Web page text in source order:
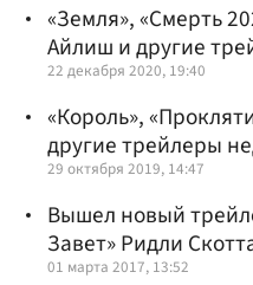
«Земля», «Смерть
Айлиш и другие
22 декабря 2020, 19:40
«Король»,
другие трейлеры
29 октября 2019, 14:47
Вышел новый
Завет» Ридли
01 марта 2017, 13:52